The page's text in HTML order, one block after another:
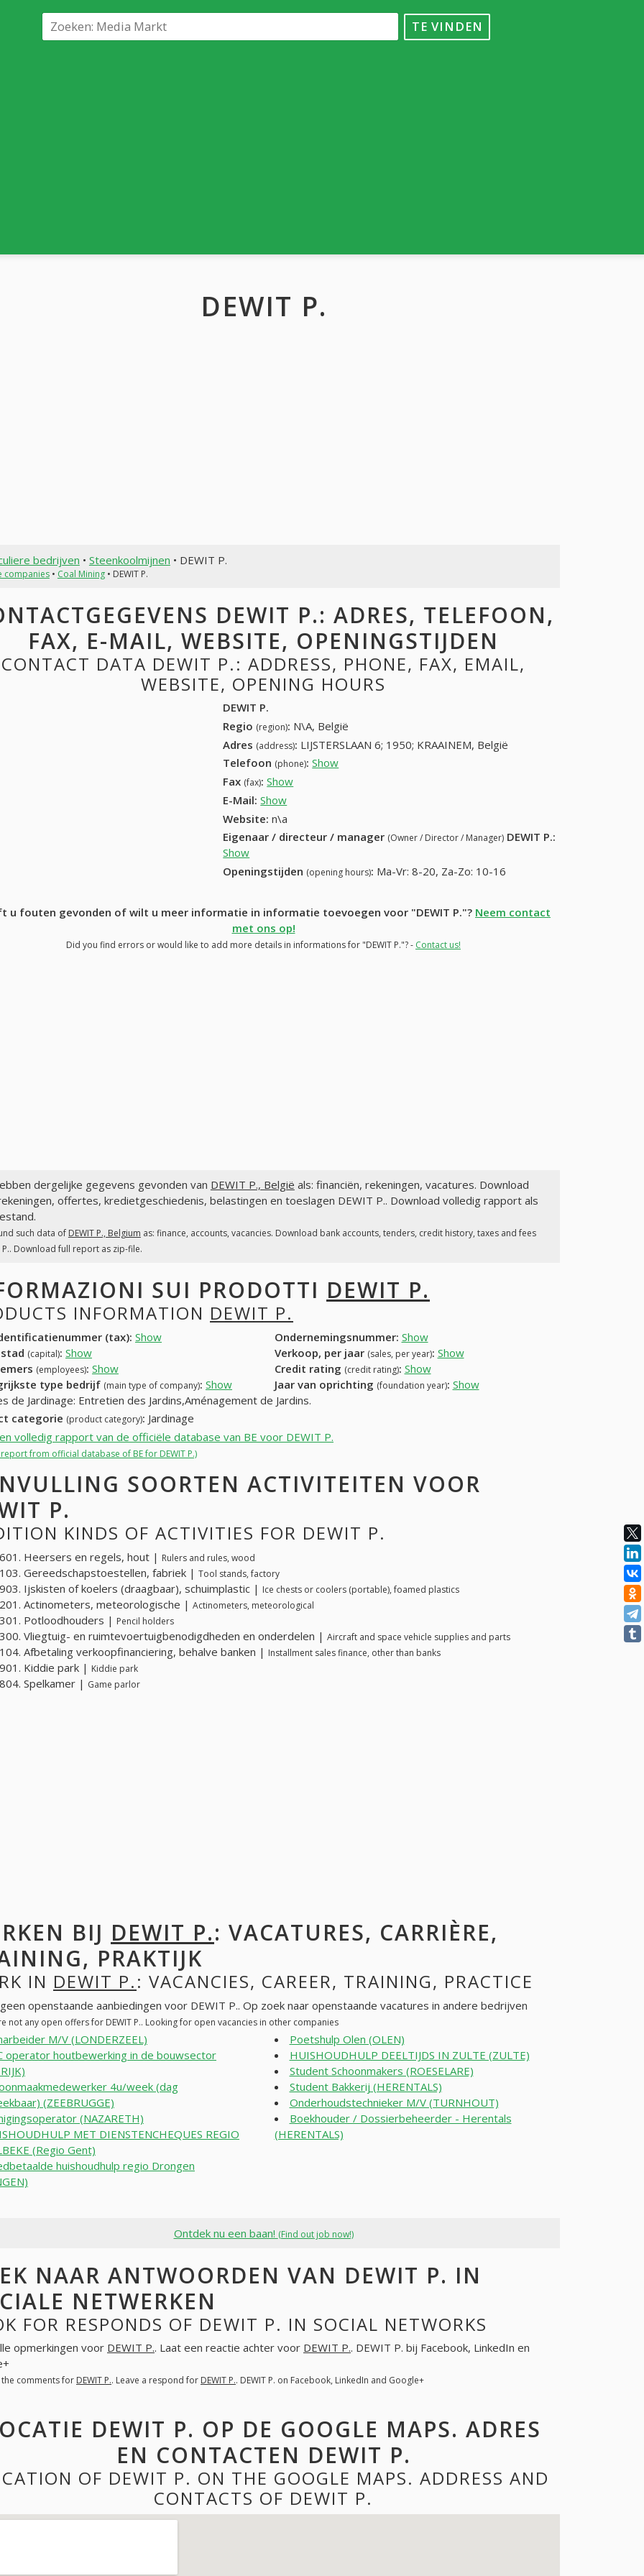
TE VINDEN
DEWIT P.
bedrijven • Steenkoolmijnen • DEWIT P.
companies• Coal Mining• DEWIT P.
DEWIT P.: ADRES, TELEFOON,
FAX, E-MAIL, WEBSITE, OPENINGSTIJDEN
CONTACT DATA DEWIT P.: ADDRESS, PHONE, FAX, EMAIL,
WEBSITE, OPENING HOURS
DEWIT P.
Regio (region): N\A, België
Adres (address): LIJSTERSLAAN 6; 1950; KRAAINEM, België
Telefoon (phone): Show
Fax (fax): Show
E-Mail: Show
Website: n\a
Eigenaar / directeur / manager (Owner / Director / Manager) DEWIT P.:
Show
Openingstijden (opening hours): Ma-Vr: 8-20, Za-Zo: 10-16
u fouten gevonden of wilt u meer informatie in informatie toevoegen voor "DEWIT P."? Neem contact
met ons op!
Did you find errors or would like to add more details in informations for "DEWIT P."? - Contact us!
dergelijke gegevens gevonden van DEWIT P., België als: financiën, rekeningen, vacatures. Download
offertes, kredietgeschiedenis, belastingen en toeslagen DEWIT P.. Download volledig rapport als
such data of DEWIT P., Belgium as: finance, accounts, vacancies. Download bank accounts, tenders, credit history, taxes and fees
P.. Download full report as zip-file.
SUI PRODOTTI DEWIT P.
INFORMATION DEWIT P.
(tax): Show Ondernemingsnummer: Show
(capital): Show Verkoop, per jaar (sales, per year): Show
(employees): Show Credit rating (credit rating): Show
type bedrijf (main type of company): Show Jaar van oprichting (foundation year): Show
de Jardinage: Entretien des Jardins,Aménagement de Jardins.
categorie (product category): Jardinage
volledig rapport van de officiële database van BE voor DEWIT P.
from official database of BE for DEWIT P.)
SOORTEN ACTIVITEITEN VOOR
P.
KINDS OF ACTIVITIES FOR DEWIT P.
Heersers en regels, hout | Rulers and rules, wood
Gereedschapstoestellen, fabriek | Tool stands, factory
Ijskisten of koelers (draagbaar), schuimplastic | Ice chests or coolers (portable), foamed plastics
Actinometers, meteorologische | Actinometers, meteorological
Potloodhouders | Pencil holders
Vliegtuig- en ruimtevoertuigbenodigdheden en onderdelen | Aircraft and space vehicle supplies and parts
Afbetaling verkoopfinanciering, behalve banken | Installment sales finance, other than banks
Kiddie park | Kiddie park
Spelkamer | Game parlor
BIJ DEWIT P.: VACATURES, CARRIÈRE,
PRAKTIJK
IN DEWIT P.: VACANCIES, CAREER, TRAINING, PRACTICE
openstaande aanbiedingen voor DEWIT P.. Op zoek naar openstaande vacatures in andere bedrijven
not any open offers for DEWIT P.. Looking for open vacancies in other companies
M/V (LONDERZEEL)
operator houtbewerking in de bouwsector
4u/week (dag
(ZEEBRUGGE)
(NAZARETH)
MET DIENSTENCHEQUES REGIO
(Regio Gent)
huishoudhulp regio Drongen
Poetshulp Olen (OLEN)
HUISHOUDHULP DEELTIJDS IN ZULTE (ZULTE)
Student Schoonmakers (ROESELARE)
Student Bakkerij (HERENTALS)
Onderhoudstechnieker M/V (TURNHOUT)
Boekhouder / Dossierbeheerder - Herentals
(HERENTALS)
Ontdek nu een baan! (Find out job now!)
NAAR ANTWOORDEN VAN DEWIT P. IN
NETWERKEN
FOR RESPONDS OF DEWIT P. IN SOCIAL NETWORKS
opmerkingen voor DEWIT P.. Laat een reactie achter voor DEWIT P.. DEWIT P. bij Facebook, LinkedIn en
the comments for DEWIT P.. Leave a respond for DEWIT P.. DEWIT P. on Facebook, LinkedIn and Google+
DEWIT P. OP DE GOOGLE MAPS. ADRES
EN CONTACTEN DEWIT P.
OF DEWIT P. ON THE GOOGLE MAPS. ADDRESS AND
CONTACTS OF DEWIT P.